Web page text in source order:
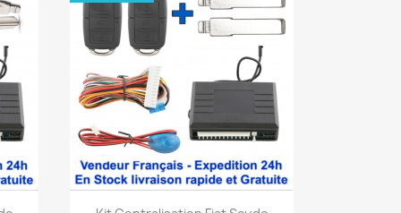
Aperçu rapide